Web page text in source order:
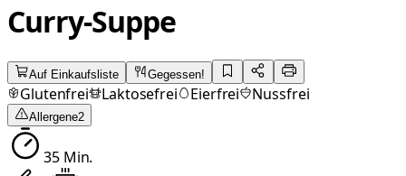
Curry-Suppe
Auf Einkaufsliste Gegessen!
Glutenfrei Laktosefrei Eierfrei Nussfrei
Allergene2
35Min.